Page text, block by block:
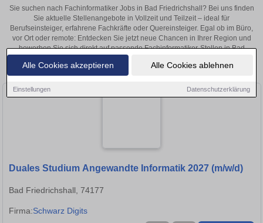
Alle Cookies akzeptieren Alle Cookies ablehnen
Einstellungen Datenschutzerklärung
Sie suchen nach Fachinformatiker Jobs in Bad Friedrichshall? Bei uns finden
Sie aktuelle Stellenangebote in Vollzeit und Teilzeit – ideal für
Berufseinsteiger, erfahrene Fachkräfte oder Quereinsteiger. Egal ob im Büro,
vor Ort oder remote: Entdecken Sie jetzt neue Chancen in Ihrer Region und
bewerben Sie sich direkt auf passende Fachinformatiker-Stellen in Bad
Friedrichshall!
Duales Studium Angewandte Informatik 2027 (m/w/d)
Bad Friedrichshall, 74177
Firma:Schwarz Digits